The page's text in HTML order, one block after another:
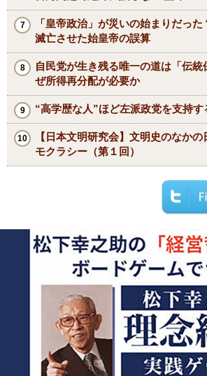
「皇帝政治」が災いの始まりだっ
滅亡させた始皇帝の誤算
自民党が生き残る唯一の道は「伝
ぜ所得再分配が必要か
“高学歴な人”ほど左派政党を支持す
【日本文明研究会】文明史のなか
モクラシー（第１回）